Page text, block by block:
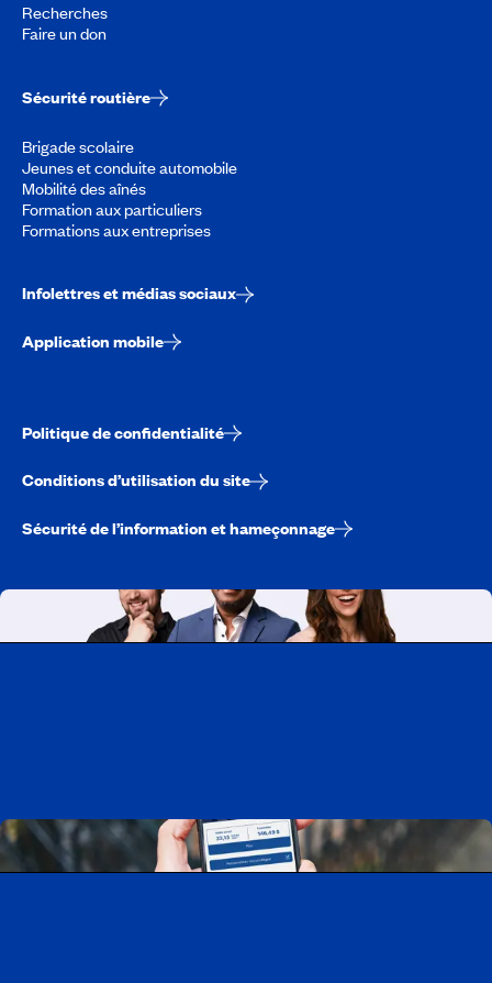
Recherches
Faire un don
Sécurité routière
Brigade scolaire
Jeunes et conduite automobile
Mobilité des aînés
Formation aux particuliers
Formations aux entreprises
Infolettres et médias sociaux
Application mobile
Politique de confidentialité
Conditions d’utilisation du site
Sécurité de l’information et hameçonnage